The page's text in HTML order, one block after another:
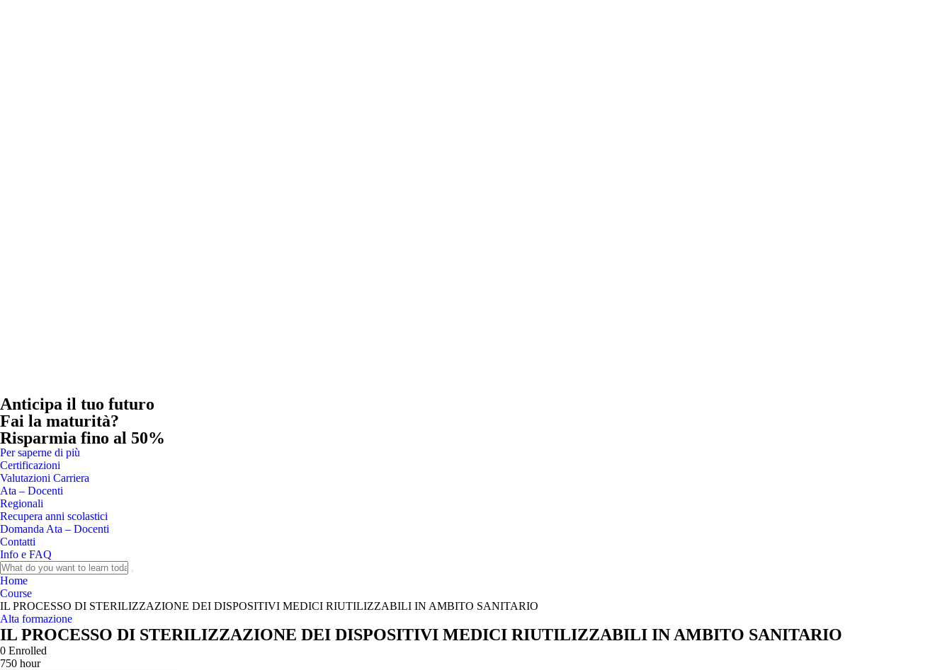
Anticipa il tuo futuro
Fai la maturità?
Risparmia fino al 50%
Per saperne di più
Certificazioni
Valutazioni Carriera
Ata – Docenti
Regionali
Recupera anni scolastici
Domanda Ata – Docenti
Contatti
Info e FAQ
Home
Course
IL PROCESSO DI STERILIZZAZIONE DEI DISPOSITIVI MEDICI RIUTILIZZABILI IN AMBITO SANITARIO
Alta formazione
IL PROCESSO DI STERILIZZAZIONE DEI DISPOSITIVI MEDICI RIUTILIZZABILI IN AMBITO SANITARIO
0 Enrolled
750 hour